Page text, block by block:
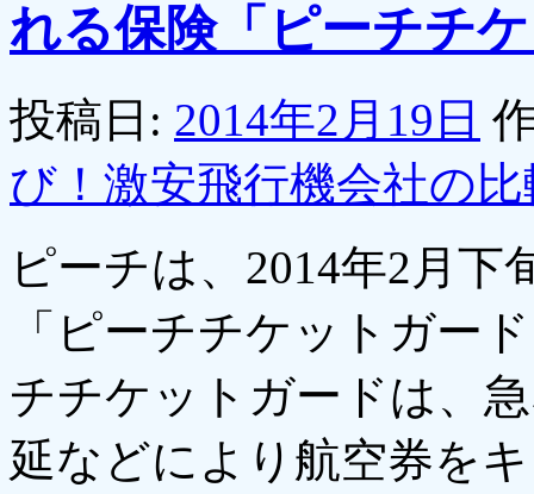
れる保険「ピーチチ
投稿日: 2014年2月19日
び！激安飛行機会社の
ピーチは、2014年2月
「ピーチチケットガー
チチケットガードは、
延などにより航空券を